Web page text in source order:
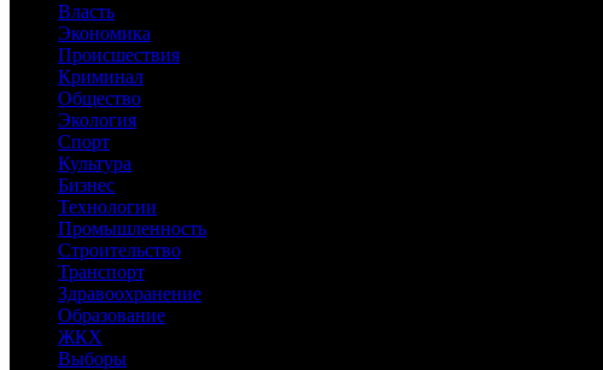
Власть
Экономика
Происшествия
Криминал
Общество
Экология
Спорт
Культура
Бизнес
Технологии
Промышленность
Строительство
Транспорт
Здравоохранение
Образование
ЖКХ
Выборы